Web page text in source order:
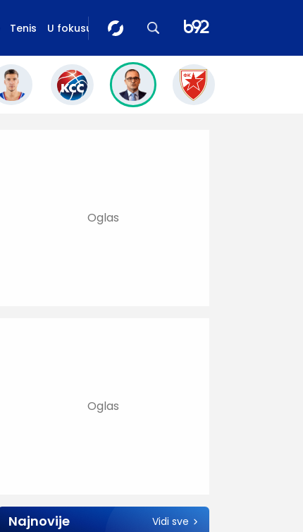
Tenis U fokusu
Najnovije Vidi sve